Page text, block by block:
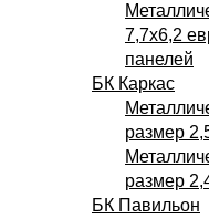
7,7х6,2
панелей
БК Каркас
размер
размер
БК Павильон